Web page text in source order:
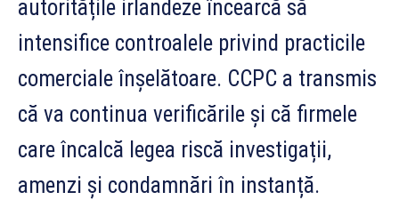
autoritățile irlandeze încearcă să
intensifice controalele privind practicile
comerciale înșelătoare. CCPC a transmis
că va continua verificările și că firmele
care încalcă legea riscă investigații,
amenzi și condamnări în instanță.